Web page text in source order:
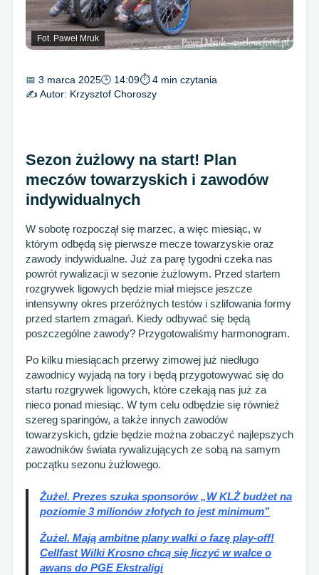
Fot. Paweł Mruk
📅 3 marca 2025🕒 14:09⏱ 4 min czytania
✍️ Autor: Krzysztof Choroszy
Sezon żużlowy na start! Plan
meczów towarzyskich i zawodów
indywidualnych
W sobotę rozpoczął się marzec, a więc miesiąc, w
którym odbędą się pierwsze mecze towarzyskie oraz
zawody indywidualne. Już za parę tygodni czeka nas
powrót rywalizacji w sezonie żużlowym. Przed startem
rozgrywek ligowych będzie miał miejsce jeszcze
intensywny okres przeróżnych testów i szlifowania formy
przed startem zmagań. Kiedy odbywać się będą
poszczególne zawody? Przygotowaliśmy harmonogram.
Po kilku miesiącach przerwy zimowej już niedługo
zawodnicy wyjadą na tory i będą przygotowywać się do
startu rozgrywek ligowych, które czekają nas już za
nieco ponad miesiąc. W tym celu odbędzie się również
szereg sparingów, a także innych zawodów
towarzyskich, gdzie będzie można zobaczyć najlepszych
zawodników świata rywalizujących ze sobą na samym
początku sezonu żużlowego.
Żużel. Prezes szuka sponsorów „W KLŻ budżet na
poziomie 3 milionów złotych to jest minimum”
Żużel. Mają ambitne plany walki o fazę play-off!
Cellfast Wilki Krosno chcą się liczyć w walce o
awans do PGE Ekstraligi